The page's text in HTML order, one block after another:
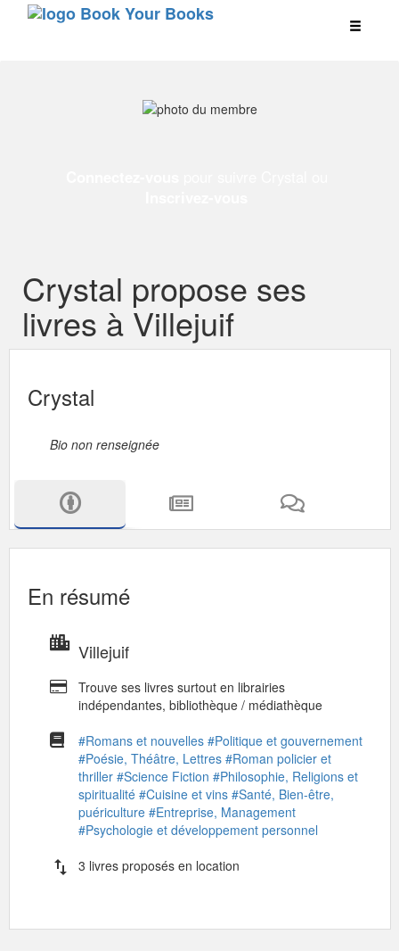
Crystal propose ses
livres à Villejuif
Crystal
Bio non renseignée
En résumé
Villejuif
Trouve ses livres surtout en librairies
indépendantes, bibliothèque / médiathèque
#Romans et nouvelles #Politique et gouvernement
#Poésie, Théâtre, Lettres #Roman policier et
thriller #Science Fiction #Philosophie, Religions et
spiritualité #Cuisine et vins #Santé, Bien-être,
puériculture #Entreprise, Management
#Psychologie et développement personnel
import_export 3 livres proposés en location